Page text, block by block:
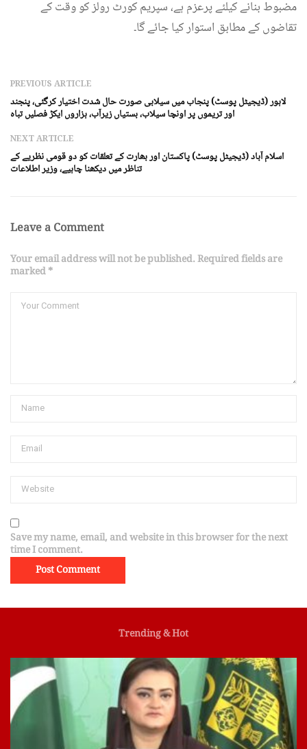
مضبوط بنانے کیلئے پرعزم ہے، سپریم کورٹ رولز کو وقت کے
تقاضوں کے مطابق استوار کیا جائے گا۔
PREVIOUS ARTICLE
لاہور (ڈیجیٹل پوسٹ) پنجاب میں سیلابی صورت حال شدت اختیار کرگئی، پنجند
اور تریموں پر اونچا سیلاب، بستیاں زیرآب، ہزاروں ایکڑ فصلیں تباہ
NEXT ARTICLE
اسلام آباد (ڈیجیٹل پوسٹ) پاکستان اور بھارت کے تعلقات کو دو قومی نظریے کے
تناظر میں دیکھنا چاہیے، وزیر اطلاعات
Leave a Comment
Your email address will not be published. Required fields are
marked *
Save my name, email, and website in this browser for the next
time I comment.
Trending & Hot